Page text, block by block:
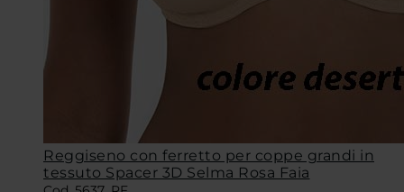
Reggiseno con ferretto per coppe grandi in
tessuto Spacer 3D Selma Rosa Faia